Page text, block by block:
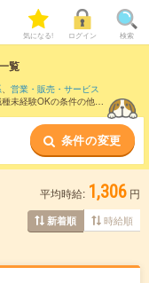
気になる! ログイン 検索
覧
、 営業・販売・サービス
未経験OKの条件の他
条件の変更
平均時給: 1,306 円
新着順 時給順